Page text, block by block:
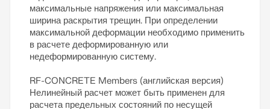
максимальные напряжения или максимальная
ширина раскрытия трещин. При определении
максимальной деформации необходимо применить
в расчете деформированную или
недеформированную систему.
RF-CONCRETE Members (английская версия)
Нелинейный расчет может быть применен для
расчета предельных состояний по несущей